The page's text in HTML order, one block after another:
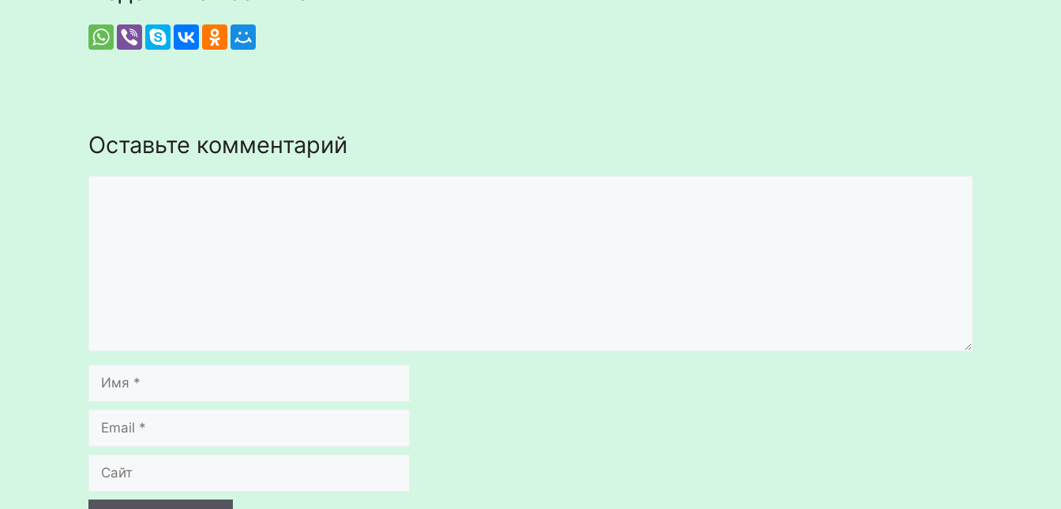
Оставьте комментарий
Имя
Email
Сайт